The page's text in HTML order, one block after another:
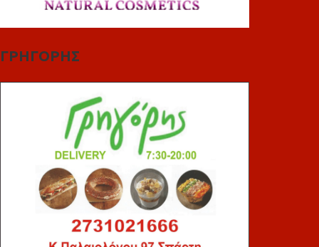
ΓΡΗΓΟΡΗΣ